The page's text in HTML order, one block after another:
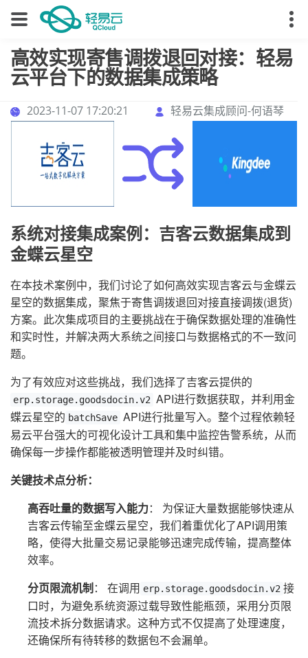
高效实现寄售调拨退回对接：轻易
云平台下的数据集成策略
2023-11-07 17:20:21 轻易云集成顾问-何语琴
系统对接集成案例：吉客云数据集成到
金蝶云星空
在本技术案例中，我们讨论了如何高效实现吉客云与金蝶云
星空的数据集成，聚焦于寄售调拨退回对接直接调拨(退货)
方案。此次集成项目的主要挑战在于确保数据处理的准确性
和实时性，并解决两大系统之间接口与数据格式的不一致问
题。
为了有效应对这些挑战，我们选择了吉客云提供的
erp.storage.goodsdocin.v2 API进行数据获取，并利用金
蝶云星空的 batchSave API进行批量写入。整个过程依赖轻
易云平台强大的可视化设计工具和集中监控告警系统，从而
确保每一步操作都能被透明管理并及时纠错。
关键技术点分析：
高吞吐量的数据写入能力： 为保证大量数据能够快速从
吉客云传输至金蝶云星空，我们着重优化了API调用策
略，使得大批量交易记录能够迅速完成传输，提高整体
效率。
分页限流机制： 在调用 erp.storage.goodsdocin.v2 接
口时，为避免系统资源过载导致性能瓶颈，采用分页限
流技术拆分数据请求。这种方式不仅提高了处理速度，
还确保所有待转移的数据包不会漏单。